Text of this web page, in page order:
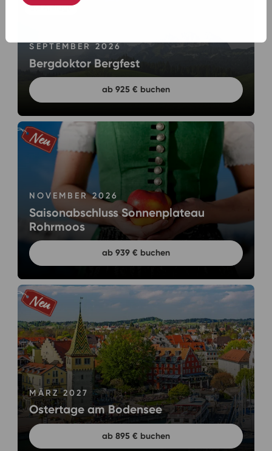
SEPTEMBER 2026
Bergdoktor Bergfest
ab 925 € buchen
NOVEMBER 2026
Saisonabschluss Sonnenplateau
Rohrmoos
ab 939 € buchen
MÄRZ 2027
Ostertage am Bodensee
ab 895 € buchen